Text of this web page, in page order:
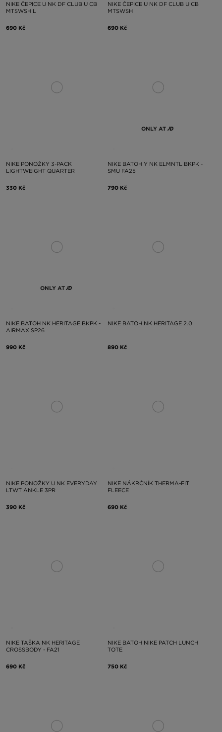
NIKE ČEPICE U NK DF CLUB U CB
MTSWSH L
690 Kč
NIKE ČEPICE U NK DF CLUB U CB
MTSWSH
690 Kč
NIKE PONOŽKY 3-PACK
LIGHTWEIGHT QUARTER
330 Kč
ONLY AT
NIKE BATOH Y NK ELMNTL BKPK -
SMU FA25
790 Kč
ONLY AT
NIKE BATOH NK HERITAGE BKPK -
AIRMAX SP26
990 Kč
NIKE BATOH NK HERITAGE 2.0
890 Kč
NIKE PONOŽKY U NK EVERYDAY
LTWT ANKLE 3PR
390 Kč
NIKE NÁKRČNÍK THERMA-FIT
FLEECE
690 Kč
NIKE TAŠKA NK HERITAGE
CROSSBODY - FA21
690 Kč
NIKE BATOH NIKE PATCH LUNCH
TOTE
750 Kč